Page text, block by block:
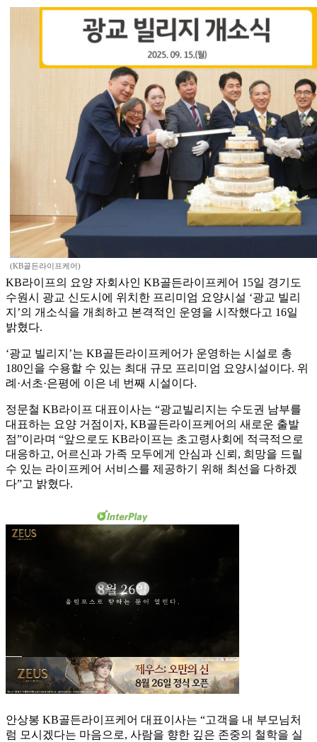
(KB골든라이프케어)
KB라이프의 요양 자회사인 KB골든라이프케어 15일 경기도
수원시 광교 신도시에 위치한 프리미엄 요양시설 ‘광교 빌리
지’의 개소식을 개최하고 본격적인 운영을 시작했다고 16일
밝혔다.
‘광교 빌리지’는 KB골든라이프케어가 운영하는 시설로 총
180인을 수용할 수 있는 최대 규모 프리미엄 요양시설이다. 위
례·서초·은평에 이은 네 번째 시설이다.
정문철 KB라이프 대표이사는 “광교빌리지는 수도권 남부를
대표하는 요양 거점이자, KB골든라이프케어의 새로운 출발
점”이라며 “앞으로도 KB라이프는 초고령사회에 적극적으로
대응하고, 어르신과 가족 모두에게 안심과 신뢰, 희망을 드릴
수 있는 라이프케어 서비스를 제공하기 위해 최선을 다하겠
다”고 밝혔다.
안상봉 KB골든라이프케어 대표이사는 “고객을 내 부모님처
럼 모시겠다는 마음으로, 사람을 향한 깊은 존중의 철학을 실